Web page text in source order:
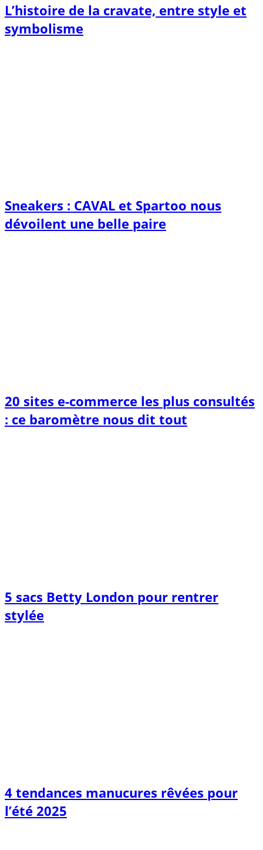
L’histoire de la cravate, entre style et
symbolisme
Sneakers : CAVAL et Spartoo nous
dévoilent une belle paire
20 sites e-commerce les plus consultés
: ce baromètre nous dit tout
5 sacs Betty London pour rentrer
stylée
4 tendances manucures rêvées pour
l’été 2025